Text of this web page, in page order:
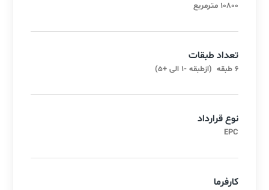
10800 مترمربع
تعداد طبقات
6 طبقه (ازطبقه -1 الی +5)
نوع قرارداد
EPC
کارفرما